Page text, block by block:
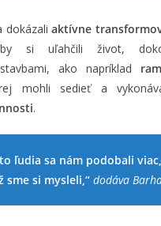
dokázaliaktívne
si uľahčili život,
ako napríklad
mohli sedieť a
.
ľudia sa nám podobali viac,
sme si mysleli,“ dodáva